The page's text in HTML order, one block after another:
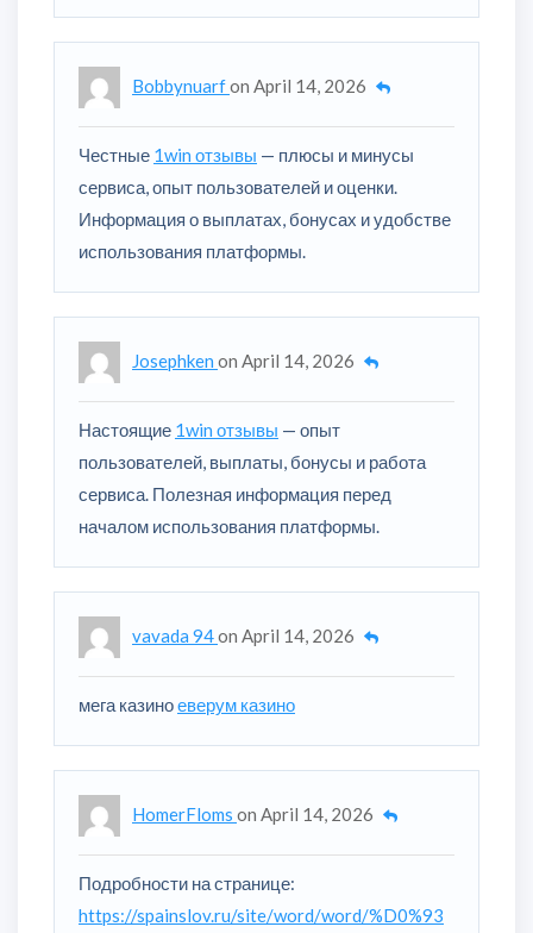
Bobbynuarfon April 14, 2026
Честные 1win отзывы — плюсы и минусы
сервиса, опыт пользователей и оценки.
Информация о выплатах, бонусах и удобстве
использования платформы.
Josephken on April 14, 2026
Настоящие 1win отзывы — опыт
пользователей, выплаты, бонусы и работа
сервиса. Полезная информация перед
началом использования платформы.
vavada 94on April 14, 2026
мега казиноеверум казино
HomerFloms on April 14, 2026
Подробности на странице:
https://spainslov.ru/site/word/word/%D0%93